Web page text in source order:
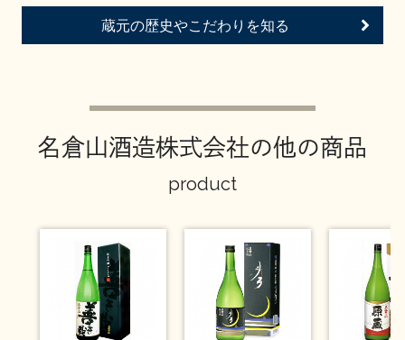
蔵元の歴史やこだわりを知る
名倉山酒造株式会社の他の商品
product